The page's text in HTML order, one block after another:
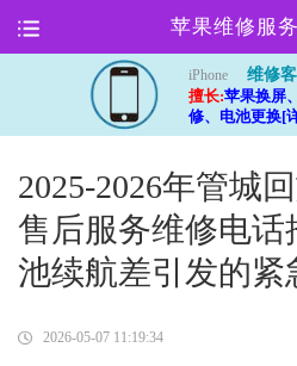
苹果维修服
iPhone
维修
擅长:苹果换屏
修、电池更换[
2025-2026年管城
售后服务维修电话
池续航差引发的紧
2026-05-07 11:19:34